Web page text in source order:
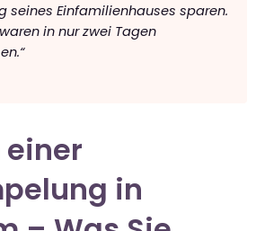
seines Einfamilienhauses sparen.
in nur zwei Tagen
einer
in